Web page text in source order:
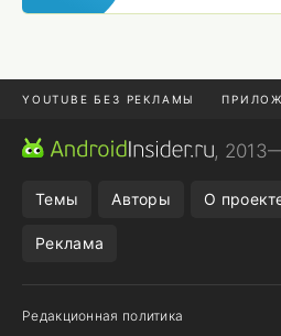
YOUTUBE БЕЗ РЕКЛАМЫ
МЕССЕНДЖЕРЫ ONE UI 8.5
,
Темы Авторы О
Реклама
Редакционная политика